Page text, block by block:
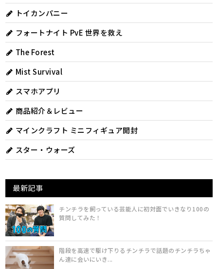
トイカンパニー
フォートナイト PvE 世界を救え
The Forest
Mist Survival
スマホアプリ
商品紹介＆レビュー
マインクラフト ミニフィギュア開封
スター・ウォーズ
最新記事
チンチラを飼っている芸能人に初対面でいきなり100の
質問してみた！
階段を高速で駆け下りるチンチラで話題のチンチラちゃ
ん達に会いにいき...